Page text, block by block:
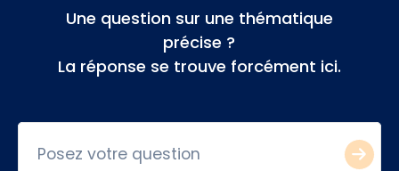
Une question sur une thématique
précise ?
La réponse se trouve forcément ici.